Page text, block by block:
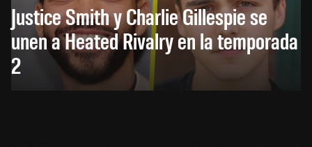
Justice Smith y Charlie Gillespie se
unen a Heated Rivalry en la temporada
2